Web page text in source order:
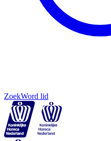
ZoekWord lid